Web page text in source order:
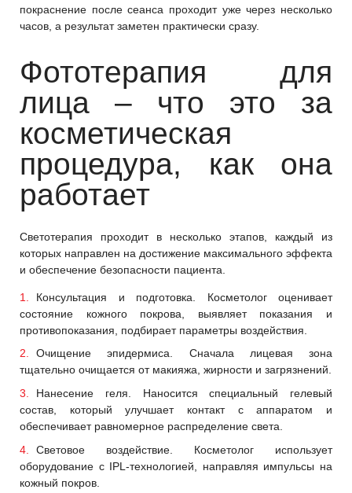
покраснение после сеанса проходит уже через несколько
часов, а результат заметен практически сразу.
Фототерапия для
лица – что это за
косметическая
процедура, как она
работает
Светотерапия проходит в несколько этапов, каждый из
которых направлен на достижение максимального эффекта
и обеспечение безопасности пациента.
Консультация и подготовка. Косметолог оценивает
состояние кожного покрова, выявляет показания и
противопоказания, подбирает параметры воздействия.
Очищение эпидермиса. Сначала лицевая зона
тщательно очищается от макияжа, жирности и загрязнений.
Нанесение геля. Наносится специальный гелевый
состав, который улучшает контакт с аппаратом и
обеспечивает равномерное распределение света.
Световое воздействие. Косметолог использует
оборудование с IPL-технологией, направляя импульсы на
кожный покров.